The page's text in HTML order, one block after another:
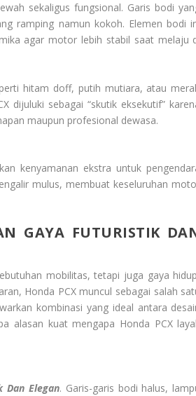
sekaligus fungsional. Garis bodi
ramping namun kokoh. Elemen bodi
agar motor lebih stabil saat melaju
hitam doff, putih mutiara, atau
dijuluki sebagai “skutik eksekutif”
maupun profesional dewasa.
kenyamanan ekstra untuk
mulus, membuat keseluruhan
GAYA FUTURISTIK
mobilitas, tetapi juga gaya
Honda PCX muncul sebagai salah
kombinasi yang ideal antara
alasan kuat mengapa Honda PCX
Dan Elegan. Garis-garis bodi halus,